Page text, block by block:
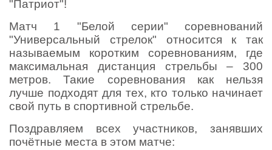
"Патриот"!
Матч 1 "Белой серии" соревнований
"Универсальный стрелок" относится к так
называемым коротким соревнованиям, где
максимальная дистанция стрельбы – 300
метров. Такие соревнования как нельзя
лучше подходят для тех, кто только начинает
свой путь в спортивной стрельбе.
Поздравляем всех участников, занявших
почётные места в этом матче: